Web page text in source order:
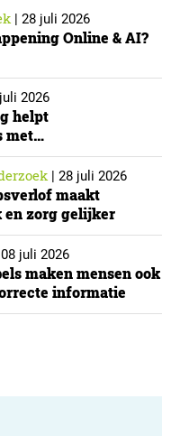
| 28 juli 2026
Online & AI?
2026
helpt
met
| 28 juli 2026
maakt
en zorg gelijker
08 juli 2026
maken mensen ook
informatie